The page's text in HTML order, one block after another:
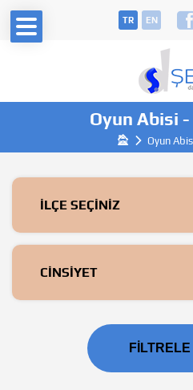
TR EN
Oyun Abisi -
Oyun
İLÇE SEÇİNİZ
CİNSİYET
FİLTRELE